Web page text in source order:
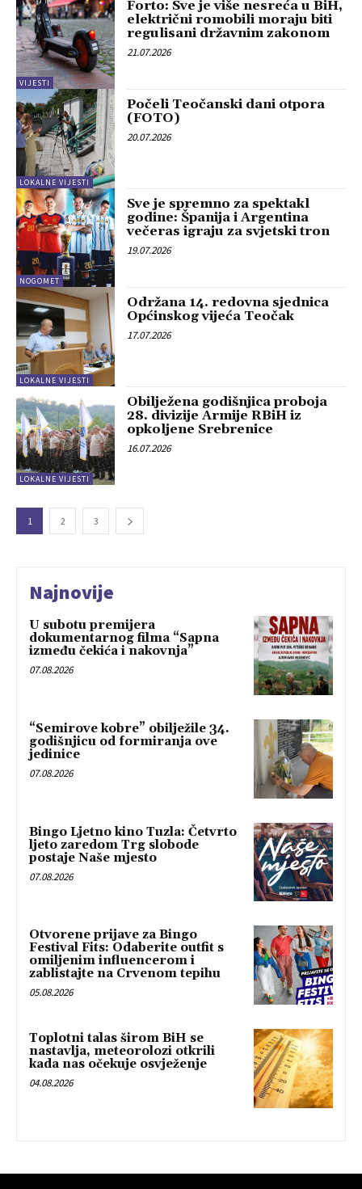
VIJESTI
Forto: Sve je više nesreća u BiH,
električni romobili moraju biti
regulisani državnim zakonom
21.07.2026
LOKALNE VIJESTI
Počeli Teočanski dani otpora
(FOTO)
20.07.2026
NOGOMET
Sve je spremno za spektakl
godine: Španija i Argentina
večeras igraju za svjetski tron
19.07.2026
LOKALNE VIJESTI
Održana 14. redovna sjednica
Općinskog vijeća Teočak
17.07.2026
LOKALNE VIJESTI
Obilježena godišnjica proboja
28. divizije Armije RBiH iz
opkoljene Srebrenice
16.07.2026
1 2 3
Najnovije
U subotu premijera
dokumentarnog filma “Sapna
između čekića i nakovnja”
07.08.2026
“Semirove kobre” obilježile 34.
godišnjicu od formiranja ove
jedinice
07.08.2026
Bingo Ljetno kino Tuzla: Četvrto
ljeto zaredom Trg slobode
postaje Naše mjesto
07.08.2026
Otvorene prijave za Bingo
Festival Fits: Odaberite outfit s
omiljenim influencerom i
zablistajte na Crvenom tepihu
05.08.2026
Toplotni talas širom BiH se
nastavlja, meteorolozi otkrili
kada nas očekuje osvježenje
04.08.2026